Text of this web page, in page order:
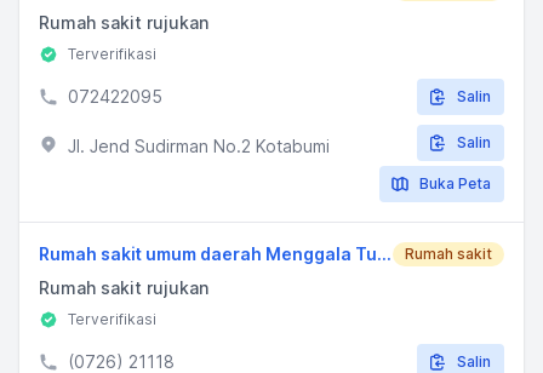
Rumah sakit rujukan
Terverifikasi
072422095 Salin
Jl. Jend Sudirman No.2 Kotabumi Salin
Buka Peta
Rumah sakit umum daerah Menggala Tulang Bawang Rumah sakit
Rumah sakit rujukan
Terverifikasi
(0726) 21118 Salin